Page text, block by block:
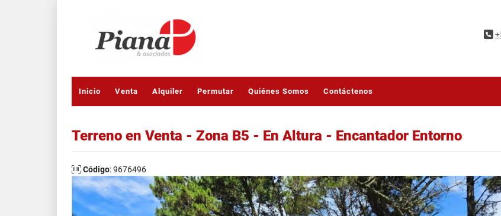
Inicio Venta Alquiler Permutar Quiénes Somos Contáctenos
Terreno en Venta - Zona B5 - En Altura - Encantador Entorno
Código: 9676496